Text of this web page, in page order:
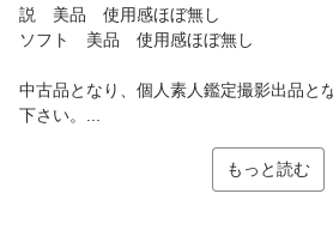
説 美品 使用感ほぼ無し
ソフト 美品 使用感ほぼ無し
中古品となり、個人素人鑑定撮影出品と
下さい。...
もっと読む